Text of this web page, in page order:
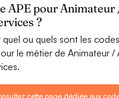
APE pour
?
ou quels sont les
le métier de Animateur /
cette page dédiée aux